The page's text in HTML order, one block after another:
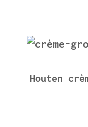
Houten